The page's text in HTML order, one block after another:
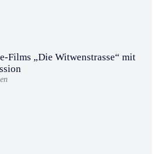
Films „Die Witwenstrasse“ mit